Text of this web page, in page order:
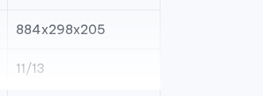
884x298x205
11/13